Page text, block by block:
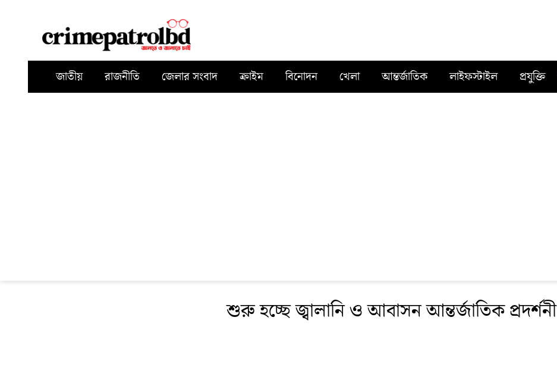
জাতীয় রাজনীতি জেলার সংবাদ ক্রাইম বিনোদন খেলা আন্তর্জাতিক লাইফস্টাইল প্রযুক্তি
শুরু হচ্ছে জ্বালানি ও আবাসন আন্তর্জাতিক প্রদর্শনী